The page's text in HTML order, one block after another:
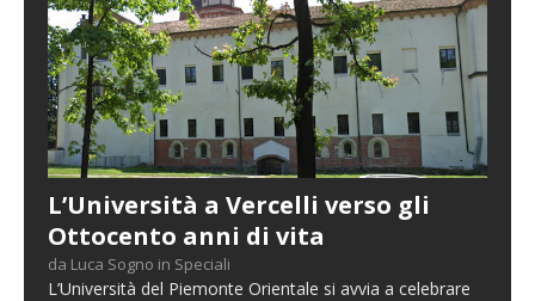
L’Università a Vercelli verso gli
Ottocento anni di vita
da Luca Sogno in Speciali
L’Università del Piemonte Orientale si avvia a celebrare